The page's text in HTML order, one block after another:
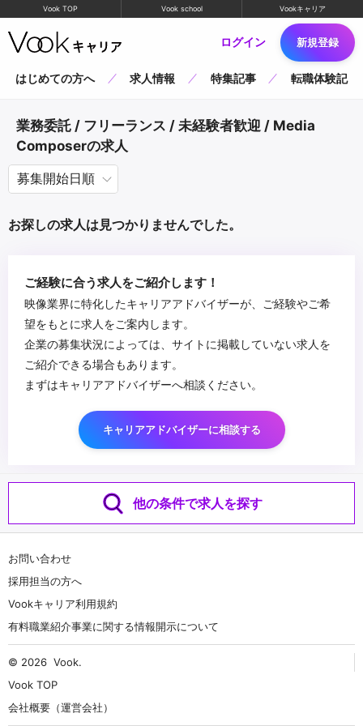
Vook TOP Vook school Vookキャリア
ログイン 新規登録
はじめての方へ 求人情報 特集記事 転職体験記
業務委託 / フリーランス / 未経験者歓迎 / Media
Composerの求人
お探しの求人は見つかりませんでした。
ご経験に合う求人をご紹介します！
映像業界に特化したキャリアアドバイザーが、ご経験やご希
望をもとに求人をご案内します。
企業の募集状況によっては、サイトに掲載していない求人を
ご紹介できる場合もあります。
まずはキャリアアドバイザーへ相談ください。
キャリアアドバイザーに相談する
他の条件で求人を探す
お問い合わせ
採用担当の方へ
Vookキャリア利用規約
有料職業紹介事業に関する情報開示について
© 2026 Vook.
Vook TOP
会社概要（運営会社）